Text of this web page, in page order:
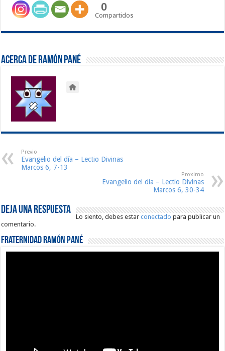
0
Compartidos
Acerca de Ramón Pané
Previo
Evangelio del día – Lectio Divinas
Marcos 6, 7-13
Proximo
Evangelio del día – Lectio Divinas
Marcos 6, 30-34
Deja una respuesta
Lo siento, debes estarconectado para publicar un
comentario.
Fraternidad Ramón Pané